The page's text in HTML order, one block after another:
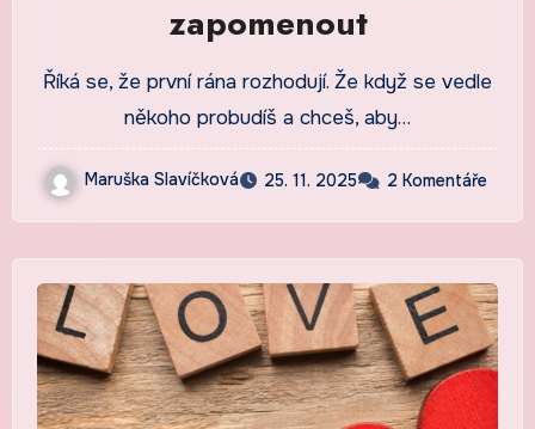
zapomenout
Říká se, že první rána rozhodují. Že když se vedle
někoho probudíš a chceš, aby…
Maruška Slavíčková 25. 11. 2025 2 Komentáře